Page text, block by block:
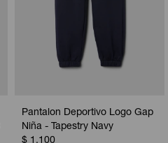
Pantalon Deportivo Logo Gap
Niña - Tapestry Navy
$ 1.100